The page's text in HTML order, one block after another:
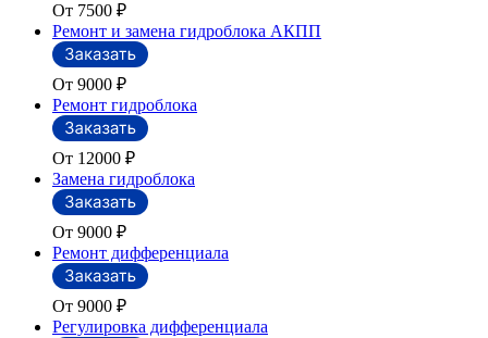
От 7500 ₽
Ремонт и замена гидроблока АКПП
От 9000 ₽
Ремонт гидроблока
От 12000 ₽
Замена гидроблока
От 9000 ₽
Ремонт дифференциала
От 9000 ₽
Регулировка дифференциала